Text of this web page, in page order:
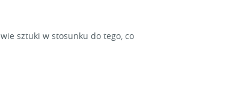
sztuki w stosunku do tego, co